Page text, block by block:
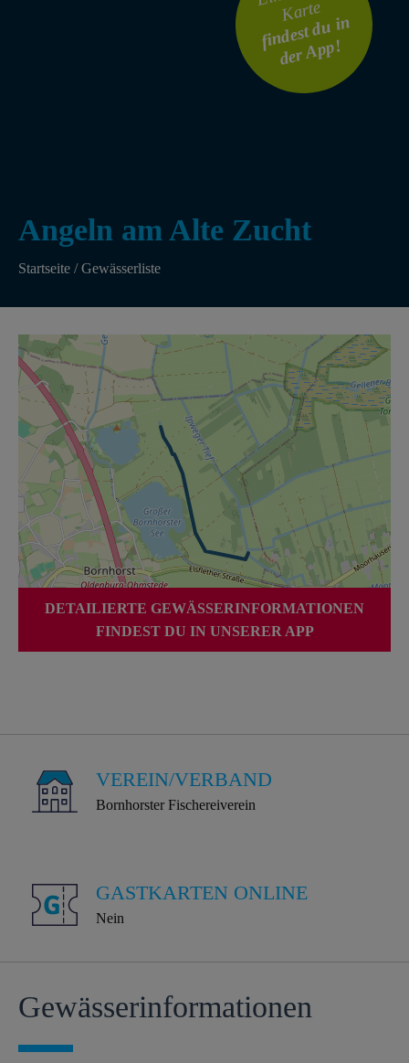
Angeln am Alte Zucht
Startseite /Gewässerliste
Karte
findest du in
der App!
DETAILIERTE GEWÄSSERINFORMATIONEN
FINDEST DU IN UNSERER APP
VEREIN/VERBAND
Bornhorster Fischereiverein
GASTKARTEN ONLINE
Nein
Gewässer­informationen